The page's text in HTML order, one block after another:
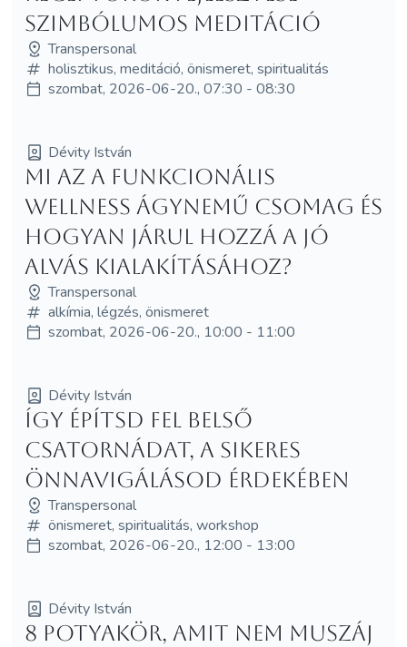
szimbólumos meditáció
Transpersonal
holisztikus, meditáció, önismeret, spiritualitás
szombat, 2026-06-20., 07:30 - 08:30
Dévity István
Mi az a funkcionális
wellness ágynemű csomag és
hogyan járul hozzá a jó
alvás kialakításához?
Transpersonal
alkímia, légzés, önismeret
szombat, 2026-06-20., 10:00 - 11:00
Dévity István
Így építsd fel belső
csatornádat, a sikeres
önnavigálásod érdekében
Transpersonal
önismeret, spiritualitás, workshop
szombat, 2026-06-20., 12:00 - 13:00
Dévity István
8 potyakör, amit nem muszáj